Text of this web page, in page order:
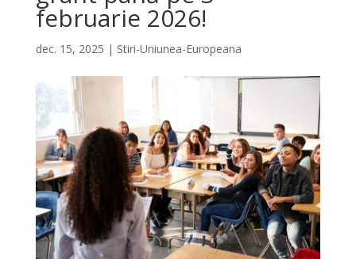
februarie 2026!
dec. 15, 2025 | Stiri-Uniunea-Europeana